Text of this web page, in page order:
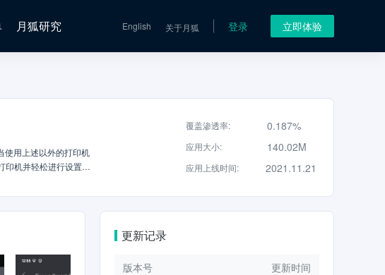
月狐研究 English 关于月狐 登录 立即体验
使用上述以外的打印机
印机并轻松进行设置。
可以使用智能手机上的
覆盖渗透率: 0.187%
应用大小: 140.02M
应用上线时间: 2021.11.21
更新记录
版本号
更新时间